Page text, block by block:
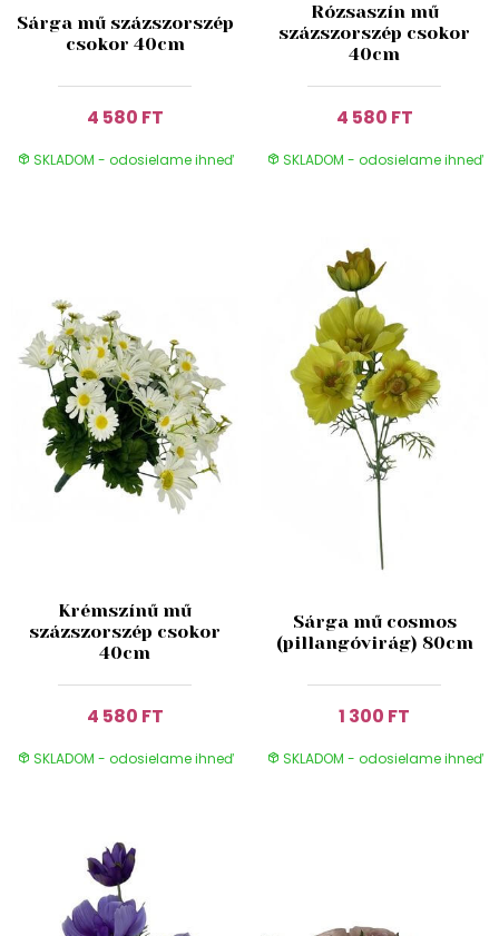
Sárga mű százszorszép
csokor 40cm
4 580 FT
SKLADOM - odosielame ihneď
Rózsaszín mű
százszorszép csokor
40cm
4 580 FT
SKLADOM - odosielame ihneď
Krémszínű mű
százszorszép csokor
40cm
4 580 FT
SKLADOM - odosielame ihneď
Sárga mű cosmos
(pillangóvirág) 80cm
1 300 FT
SKLADOM - odosielame ihneď